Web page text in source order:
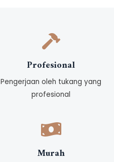
Profesional
Pengerjaan oleh tukang yang
profesional
Murah